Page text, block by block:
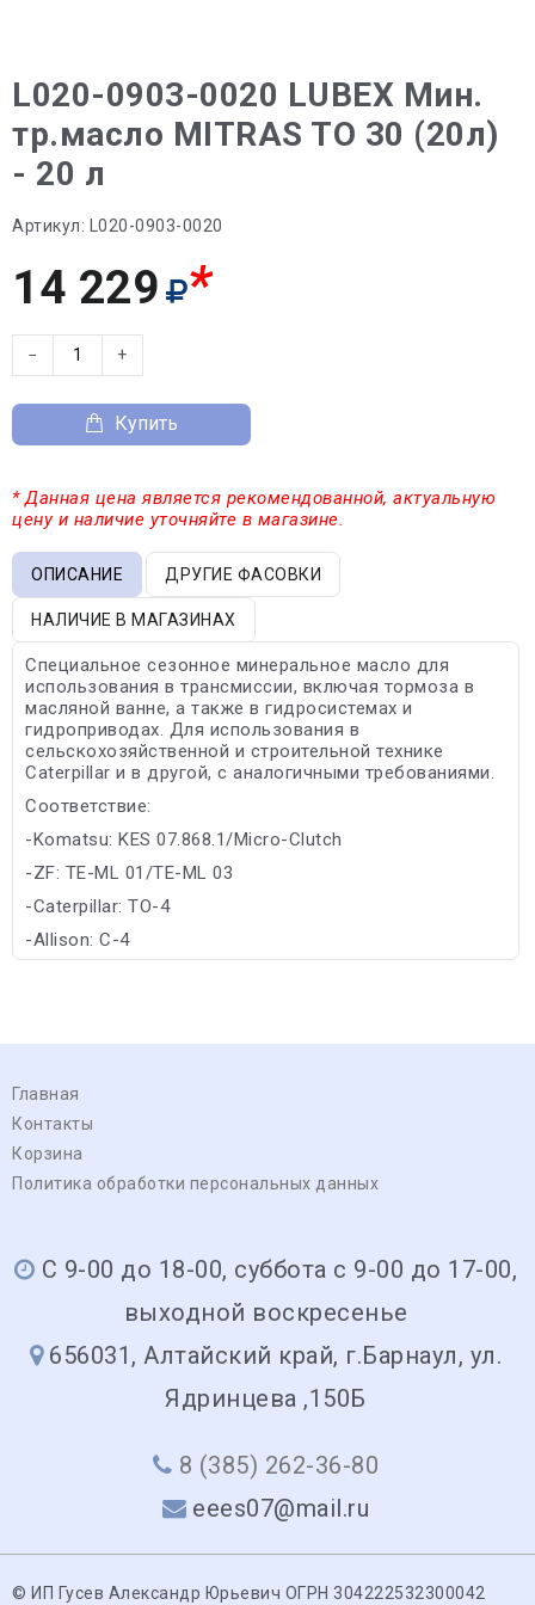
L020-0903-0020 LUBEX Мин.
тр.масло MITRAS TO 30 (20л)
- 20 л
Артикул: L020-0903-0020
14 229 *
− +
Купить
* Данная цена является рекомендованной, актуальную
цену и наличие уточняйте в магазине.
ОПИСАНИЕ ДРУГИЕ ФАСОВКИ
НАЛИЧИЕ В МАГАЗИНАХ
Специальное сезонное минеральное масло для
использования в трансмиссии, включая тормоза в
масляной ванне, а также в гидросистемах и
гидроприводах. Для использования в
сельскохозяйственной и строительной технике
Caterpillar и в другой, с аналогичными требованиями.
Соответствие:
-Komatsu: KES 07.868.1/Micro-Clutch
-ZF: TE-ML 01/TE-ML 03
-Caterpillar: TO-4
-Allison: C-4
Главная
Контакты
Корзина
Политика обработки персональных данных
С 9-00 до 18-00, суббота с 9-00 до 17-00,
выходной воскресенье
656031, Алтайский край, г.Барнаул, ул.
Ядринцева ,150Б
8 (385) 262-36-80
eees07@mail.ru
© ИП Гусев Александр Юрьевич ОГРН 304222532300042